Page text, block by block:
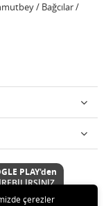
/ Bağcılar /
PLAY'den
çerezler